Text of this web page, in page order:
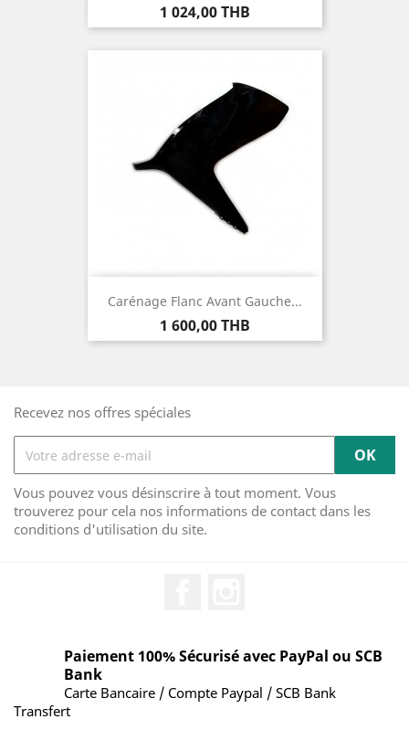
Prix
1 024,00 THB
Carénage Flanc Avant Gauche...
Prix
1 600,00 THB
Recevez nos offres spéciales
Vous pouvez vous désinscrire à tout moment. Vous
trouverez pour cela nos informations de contact dans les
conditions d'utilisation du site.
Paiement 100% Sécurisé avec PayPal ou SCB
Bank
Carte Bancaire / Compte Paypal / SCB Bank
Transfert